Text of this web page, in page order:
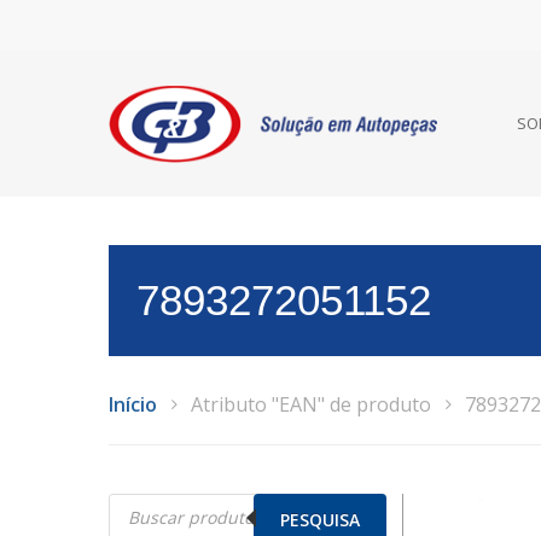
7893272051152
Início Atributo "EAN" de produto
Pesquisar
produtos PESQUISA